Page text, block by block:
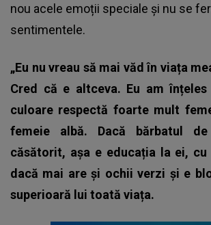
nou acele emoții speciale și nu se
sentimentele.
„Eu nu vreau să mai văd în viața
Cred că e altceva. Eu am
culoare respectă foarte mult
femeie albă. Dacă bărbatul
căsătorit, așa e educația la ei,
dacă mai are și ochii verzi și e
superioară lui toată viața.